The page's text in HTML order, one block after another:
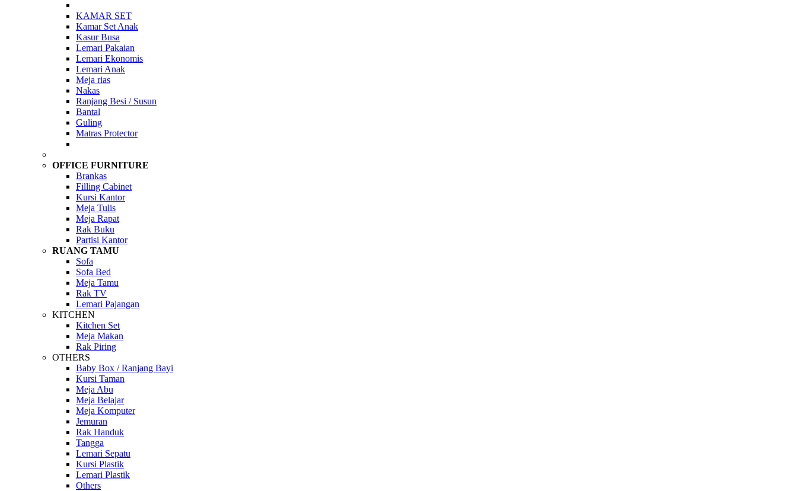
KAMAR SET
Kamar Set Anak
Kasur Busa
Lemari Pakaian
Lemari Ekonomis
Lemari Anak
Meja rias
Nakas
Ranjang Besi / Susun
Bantal
Guling
Matras Protector
OFFICE FURNITURE
Brankas
Filling Cabinet
Kursi Kantor
Meja Tulis
Meja Rapat
Rak Buku
Partisi Kantor
RUANG TAMU
Sofa
Sofa Bed
Meja Tamu
Rak TV
Lemari Pajangan
KITCHEN
Kitchen Set
Meja Makan
Rak Piring
OTHERS
Baby Box / Ranjang Bayi
Kursi Taman
Meja Abu
Meja Belajar
Meja Komputer
Jemuran
Rak Handuk
Tangga
Lemari Sepatu
Kursi Plastik
Lemari Plastik
Others